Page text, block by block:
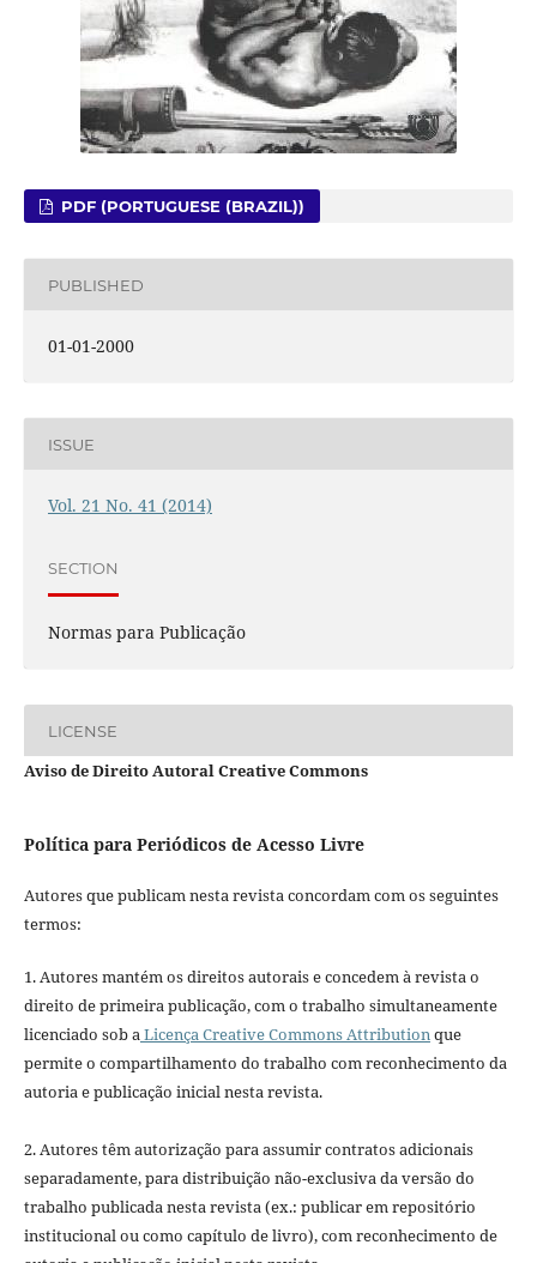
PDF (PORTUGUESE (BRAZIL))
PUBLISHED
01-01-2000
ISSUE
Vol. 21 No. 41 (2014)
SECTION
Normas para Publicação
LICENSE
Aviso de Direito Autoral Creative Commons
Política para Periódicos de Acesso Livre
Autores que publicam nesta revista concordam com os seguintes
termos:
1. Autores mantém os direitos autorais e concedem à revista o
direito de primeira publicação, com o trabalho simultaneamente
licenciado sob aLicença Creative Commons Attributionque
permite o compartilhamento do trabalho com reconhecimento da
autoria e publicação inicial nesta revista.
2. Autores têm autorização para assumir contratos adicionais
separadamente, para distribuição não-exclusiva da versão do
trabalho publicada nesta revista (ex.: publicar em repositório
institucional ou como capítulo de livro), com reconhecimento de